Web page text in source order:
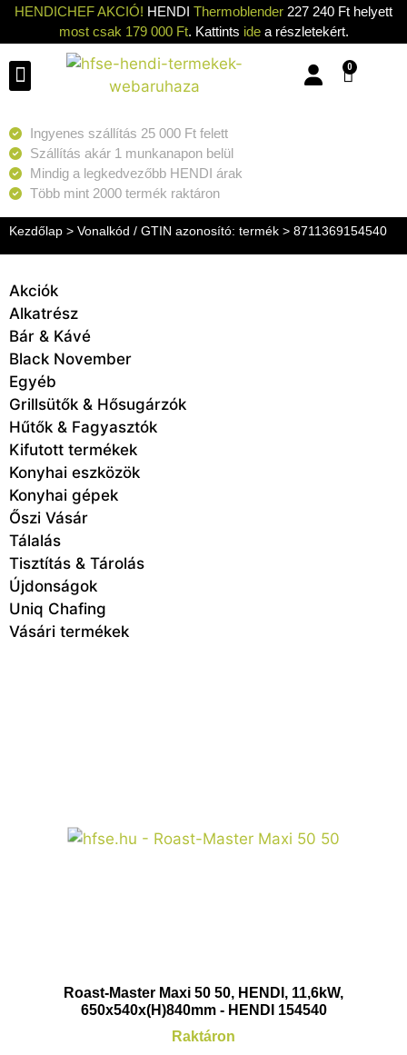
HENDICHEF AKCIÓ! HENDI Thermoblender 227 240 Ft helyett
most csak 179 000 Ft. Kattints idea részletekért.
0
Ingyenes szállítás 25 000 Ft felett
Szállítás akár 1 munkanapon belül
Mindig a legkedvezőbb HENDI árak
Több mint 2000 termék raktáron
Kezdőlap > Vonalkód / GTIN azonosító: termék > 8711369154540
Akciók
Alkatrész
Bár & Kávé
Black November
Egyéb
Grillsütők & Hősugárzók
Hűtők & Fagyasztók
Kifutott termékek
Konyhai eszközök
Konyhai gépek
Őszi Vásár
Tálalás
Tisztítás & Tárolás
Újdonságok
Uniq Chafing
Vásári termékek
Roast-Master Maxi 50 50, HENDI, 11,6kW,
650x540x(H)840mm - HENDI 154540
Raktáron